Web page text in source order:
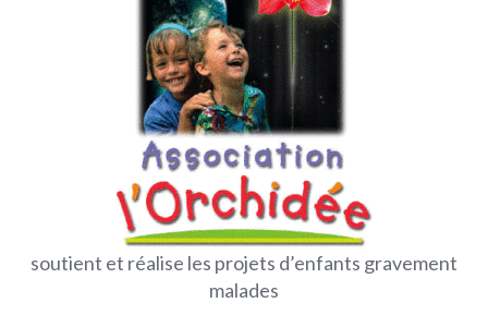
soutient et réalise les projets d’enfants gravement
malades